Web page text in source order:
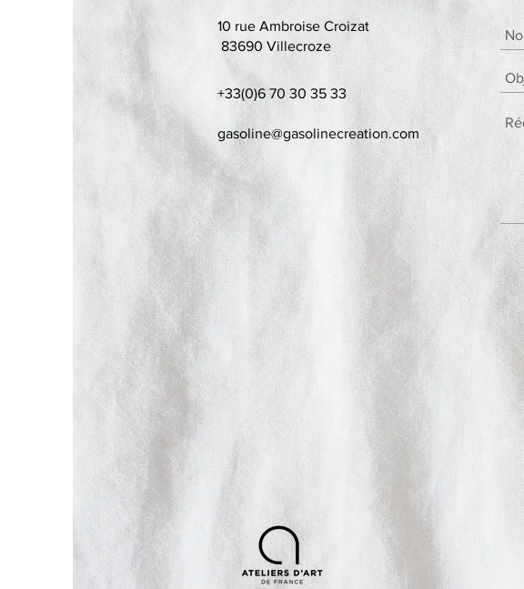
10 rue Ambroise Croizat
83690 Villecroze
+33(0)6 70 30 35 33
gasoline@gasolinecreation.com